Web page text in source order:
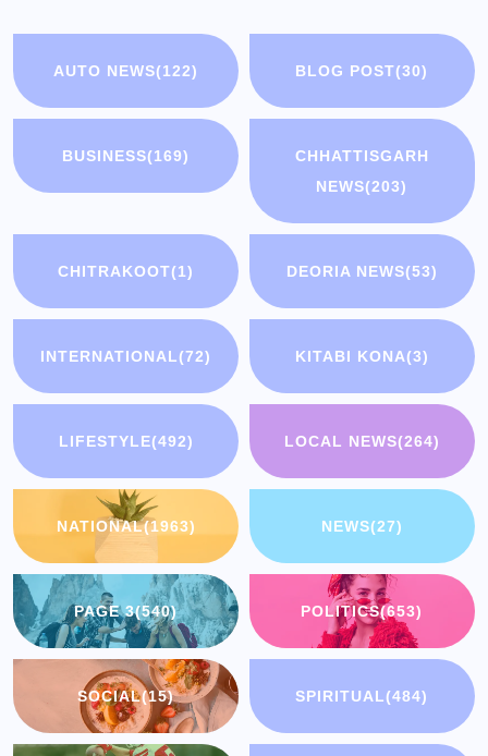
AUTO NEWS(122) BLOG POST(30)
BUSINESS(169)
CHHATTISGARH
NEWS(203)
CHITRAKOOT(1) DEORIA NEWS(53)
INTERNATIONAL(72) KITABI KONA(3)
LIFESTYLE(492) LOCAL NEWS(264)
NATIONAL(1963) NEWS(27)
PAGE 3(540) POLITICS(653)
SOCIAL(15) SPIRITUAL(484)